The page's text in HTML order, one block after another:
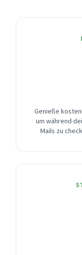
Genieße
um während
Mails zu